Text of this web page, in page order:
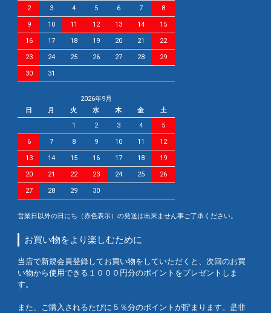
2 3 4 5 6 7 8
9 10 11 12 13 14 15
16 17 18 19 20 21 22
23 24 25 26 27 28 29
30 31
2026年9月
日
月 火 水 木 金
土
1
2 3 4 5
6 7 8 9 10 11 12
13 14 15 16 17 18 19
20 21 22 23 24 25 26
27 28 29 30
営業日以外の日にち（赤色表示）の発送は出来ません事ご了承ください。
お買い物をより楽しむために
当店で新規会員登録してお買い物をしていただくと、次回のお買
い物から使用できる１０００円分のポイントをプレゼントしま
す。
また、ご購入されるたびに５％分のポイントが貯まります。是非